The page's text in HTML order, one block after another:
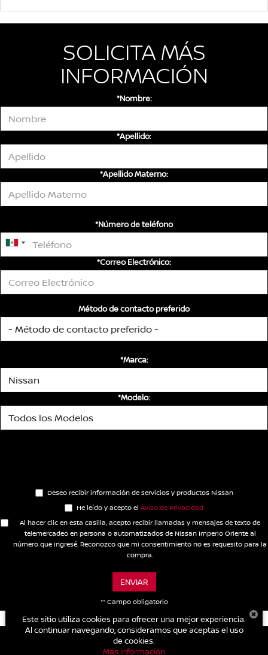
SOLICITA MÁS
INFORMACIÓN
*Nombre:
*Apellido:
*Apellido Materno:
*Número de teléfono
*Correo Electrónico:
Método de contacto preferido
*Marca:
*Modelo:
Deseo recibir información de servicios y productos Nissan
He leído y acepto el Aviso de Privacidad
Al hacer clic en esta casilla, acepto recibir llamadas y mensajes de texto de
telemercadeo en persona o automatizados de Nissan Imperio Oriente al
número que ingresé. Reconozco que mi consentimiento no es requesito para la
compra.
ENVIAR
** Campo obligatorio
Este sitio utiliza cookies para ofrecer una mejor experiencia.
Al continuar navegando, consideramos que aceptas el uso
de cookies.
Más información